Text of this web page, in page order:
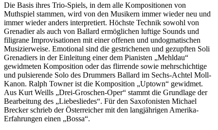
Die Basis ihres Trio-Spiels, in dem alle Kompositionen von
Muthspiel stammen, wird von den Musikern immer wieder neu und
immer wieder anders interpretiert. Höchste Technik sowohl von
Grenadier als auch von Ballard ermöglichen luftige Sounds und
filigrane Improvisationen mit einer offenen und undogmatischen
Musizierweise. Emotional sind die gestrichenen und gezupften Soli
Grenadiers in der Einleitung einer dem Pianisten „Mehldau“
gewidmeten Komposition oder das flirrende sowie mehrschichtige
und pulsierende Solo des Drummers Ballard im Sechs-Achtel Moll-
Kanon. Ralph Towner ist die Komposition „Uptown“ gewidmet.
Aus Kurt Weills „Drei-Groschen-Oper“ stammt die Grundlage der
Bearbeitung des „Liebesliedes“. Für den Saxofonisten Michael
Brecker schrieb der Österreicher mit den langjährigen Amerika-
Erfahrungen einen „Bossa“.